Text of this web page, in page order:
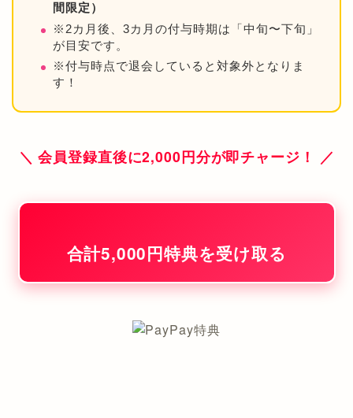
間限定）
※2カ月後、3カ月の付与時期は「中旬〜下旬」
が目安です。
※付与時点で退会していると対象外となりま
す！
＼ 会員登録直後に2,000円分が即チャージ！ ／
合計5,000円特典を受け取る